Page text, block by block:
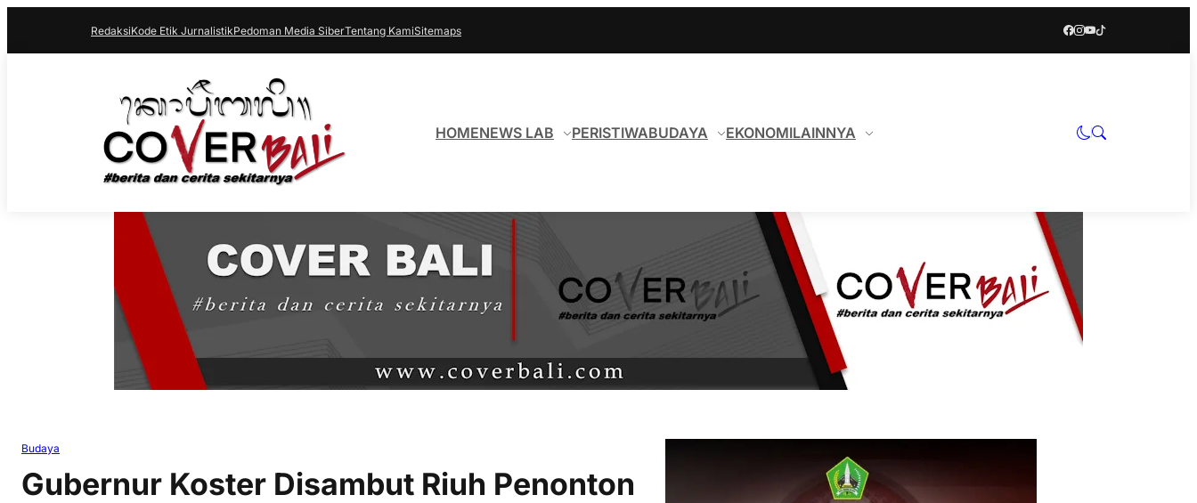
RedaksiKode Etik JurnalistikPedoman Media SiberTentang KamiSitemaps
HOMENEWS LAB PERISTIWABUDAYA EKONOMILAINNYA
Budaya
Gubernur Koster Disambut Riuh Penonton